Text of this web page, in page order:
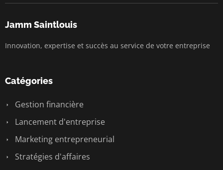
Jamm Saintlouis
Innovation, expertise et succès au service de votre entreprise
Catégories
Gestion financière
Lancement d'entreprise
Marketing entrepreneurial
Stratégies d'affaires